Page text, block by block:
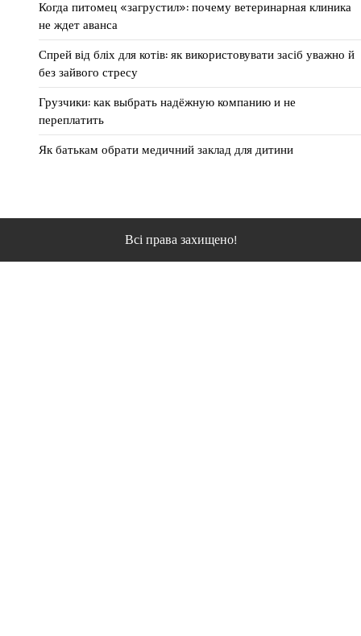
Когда питомец «загрустил»: почему ветеринарная клиника
не ждет аванса
Спрей від бліх для котів: як використовувати засіб уважно й
без зайвого стресу
Грузчики: как выбрать надёжную компанию и не
переплатить
Як батькам обрати медичний заклад для дитини
Всі права захищено!